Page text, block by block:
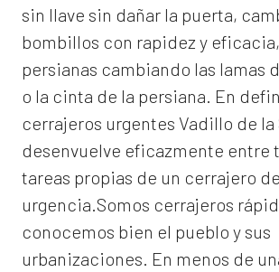
sin llave sin dañar la puerta,
bombillos con rapidez y
persianas cambiando las lamas
o la cinta de la persiana. En
cerrajeros urgentes Vadillo de la
desenvuelve eficazmente entre
tareas propias de un cerrajero de
urgencia.Somos cerrajeros
conocemos bien el pueblo y sus
urbanizaciones. En menos de